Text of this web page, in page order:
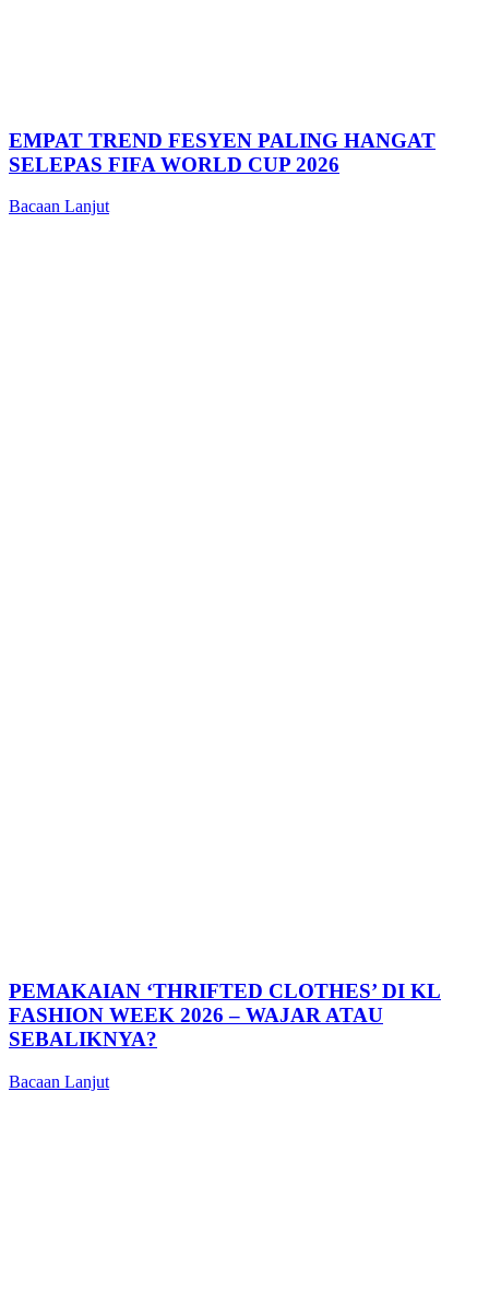
EMPAT TREND FESYEN PALING HANGAT
SELEPAS FIFA WORLD CUP 2026
Bacaan Lanjut
PEMAKAIAN ‘THRIFTED CLOTHES’ DI KL
FASHION WEEK 2026 – WAJAR ATAU
SEBALIKNYA?
Bacaan Lanjut